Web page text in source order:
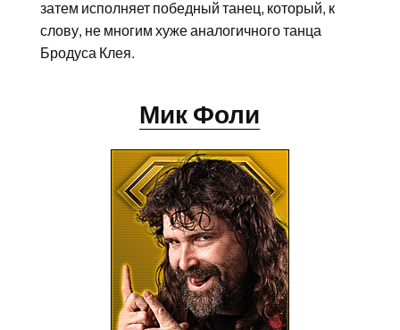
затем исполняет победный танец, который, к
слову, не многим хуже аналогичного танца
Бродуса Клея.
Мик Фоли